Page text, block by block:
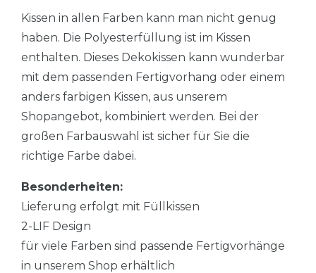
Kissen in allen Farben kann man nicht genug
haben. Die Polyesterfüllung ist im Kissen
enthalten. Dieses Dekokissen kann wunderbar
mit dem passenden Fertigvorhang oder einem
anders farbigen Kissen, aus unserem
Shopangebot, kombiniert werden. Bei der
großen Farbauswahl ist sicher für Sie die
richtige Farbe dabei.
Besonderheiten:
Lieferung erfolgt mit Füllkissen
2-LIF Design
für viele Farben sind passende Fertigvorhänge
in unserem Shop erhältlich